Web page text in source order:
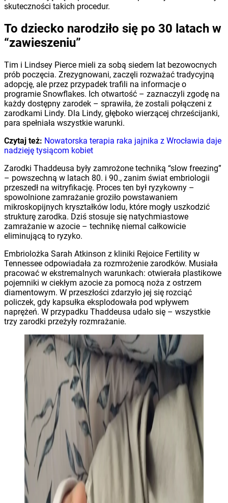
skuteczności takich procedur.
To dziecko narodziło się po 30 latach w
“zawieszeniu”
Tim i Lindsey Pierce mieli za sobą siedem lat bezowocnych
prób poczęcia. Zrezygnowani, zaczęli rozważać tradycyjną
adopcję, ale przez przypadek trafili na informacje o
programie Snowflakes. Ich otwartość – zaznaczyli zgodę na
każdy dostępny zarodek – sprawiła, że zostali połączeni z
zarodkami Lindy. Dla Lindy, głęboko wierzącej chrześcijanki,
para spełniała wszystkie warunki.
Czytaj też: Nowatorska terapia raka jajnika z Wrocławia daje
nadzieję tysiącom kobiet
Zarodki Thaddeusa były zamrożone techniką “slow freezing”
– powszechną w latach 80. i 90., zanim świat embriologii
przeszedł na witryfikację. Proces ten był ryzykowny –
spowolnione zamrażanie groziło powstawaniem
mikroskopijnych kryształków lodu, które mogły uszkodzić
strukturę zarodka. Dziś stosuje się natychmiastowe
zamrażanie w azocie – technikę niemal całkowicie
eliminującą to ryzyko.
Embriolożka Sarah Atkinson z kliniki Rejoice Fertility w
Tennessee odpowiadała za rozmrożenie zarodków. Musiała
pracować w ekstremalnych warunkach: otwierała plastikowe
pojemniki w ciekłym azocie za pomocą noża z ostrzem
diamentowym. W przeszłości zdarzyło jej się rozciąć
policzek, gdy kapsułka eksplodowała pod wpływem
naprężeń. W przypadku Thaddeusa udało się – wszystkie
trzy zarodki przeżyły rozmrażanie.